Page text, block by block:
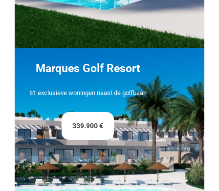
Marques Golf Resort
81 exclusieve woningen naast de golfbaan
339.900 €